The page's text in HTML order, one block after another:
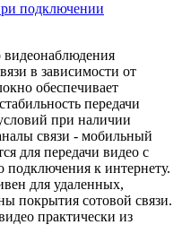
подключении
видеонаблюдения
в зависимости от
обеспечивает
передачи
при наличии
связи - мобильный
для передачи видео с
к интернету.
для удаленных,
покрытия сотовой связи.
практически из